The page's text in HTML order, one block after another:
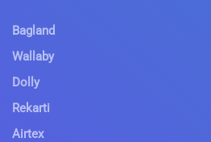
Bagland
Wallaby
Dolly
Rekarti
Airtex